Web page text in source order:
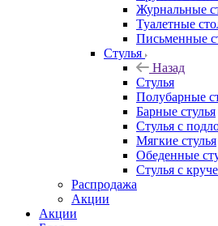
Журнальные
Туалетные
Письменные
Стулья
Назад
Стулья
Полубарные
Барные стулья
Стулья с
Мягкие стулья
Обеденные
Стулья с
Распродажа
Акции
Акции